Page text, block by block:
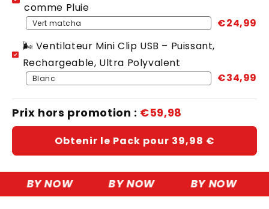
comme Pluie
€24,99
🌬️ Ventilateur Mini Clip USB – Puissant,
Rechargeable, Ultra Polyvalent
€34,99
Prix hors promotion : €59,98
Obtenir le Pack pour 39,98 €
BY NOW BY NOW BY NOW